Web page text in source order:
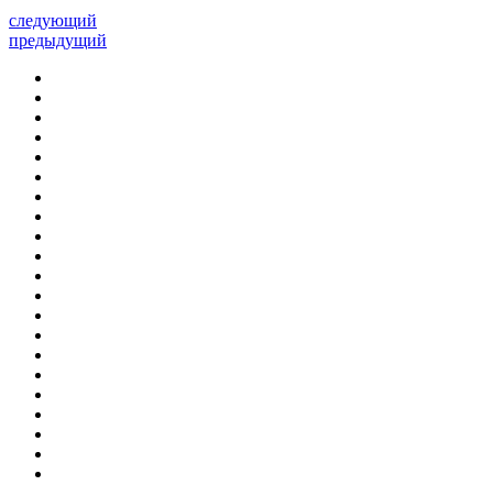
следующий
предыдущий